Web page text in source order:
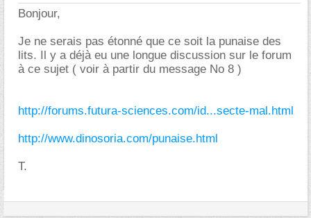
Bonjour,
Je ne serais pas étonné que ce soit la punaise des
lits. Il y a déjà eu une longue discussion sur le forum
à ce sujet ( voir à partir du message No 8 )
http://forums.futura-sciences.com/id...secte-mal.html
http://www.dinosoria.com/punaise.html
T.